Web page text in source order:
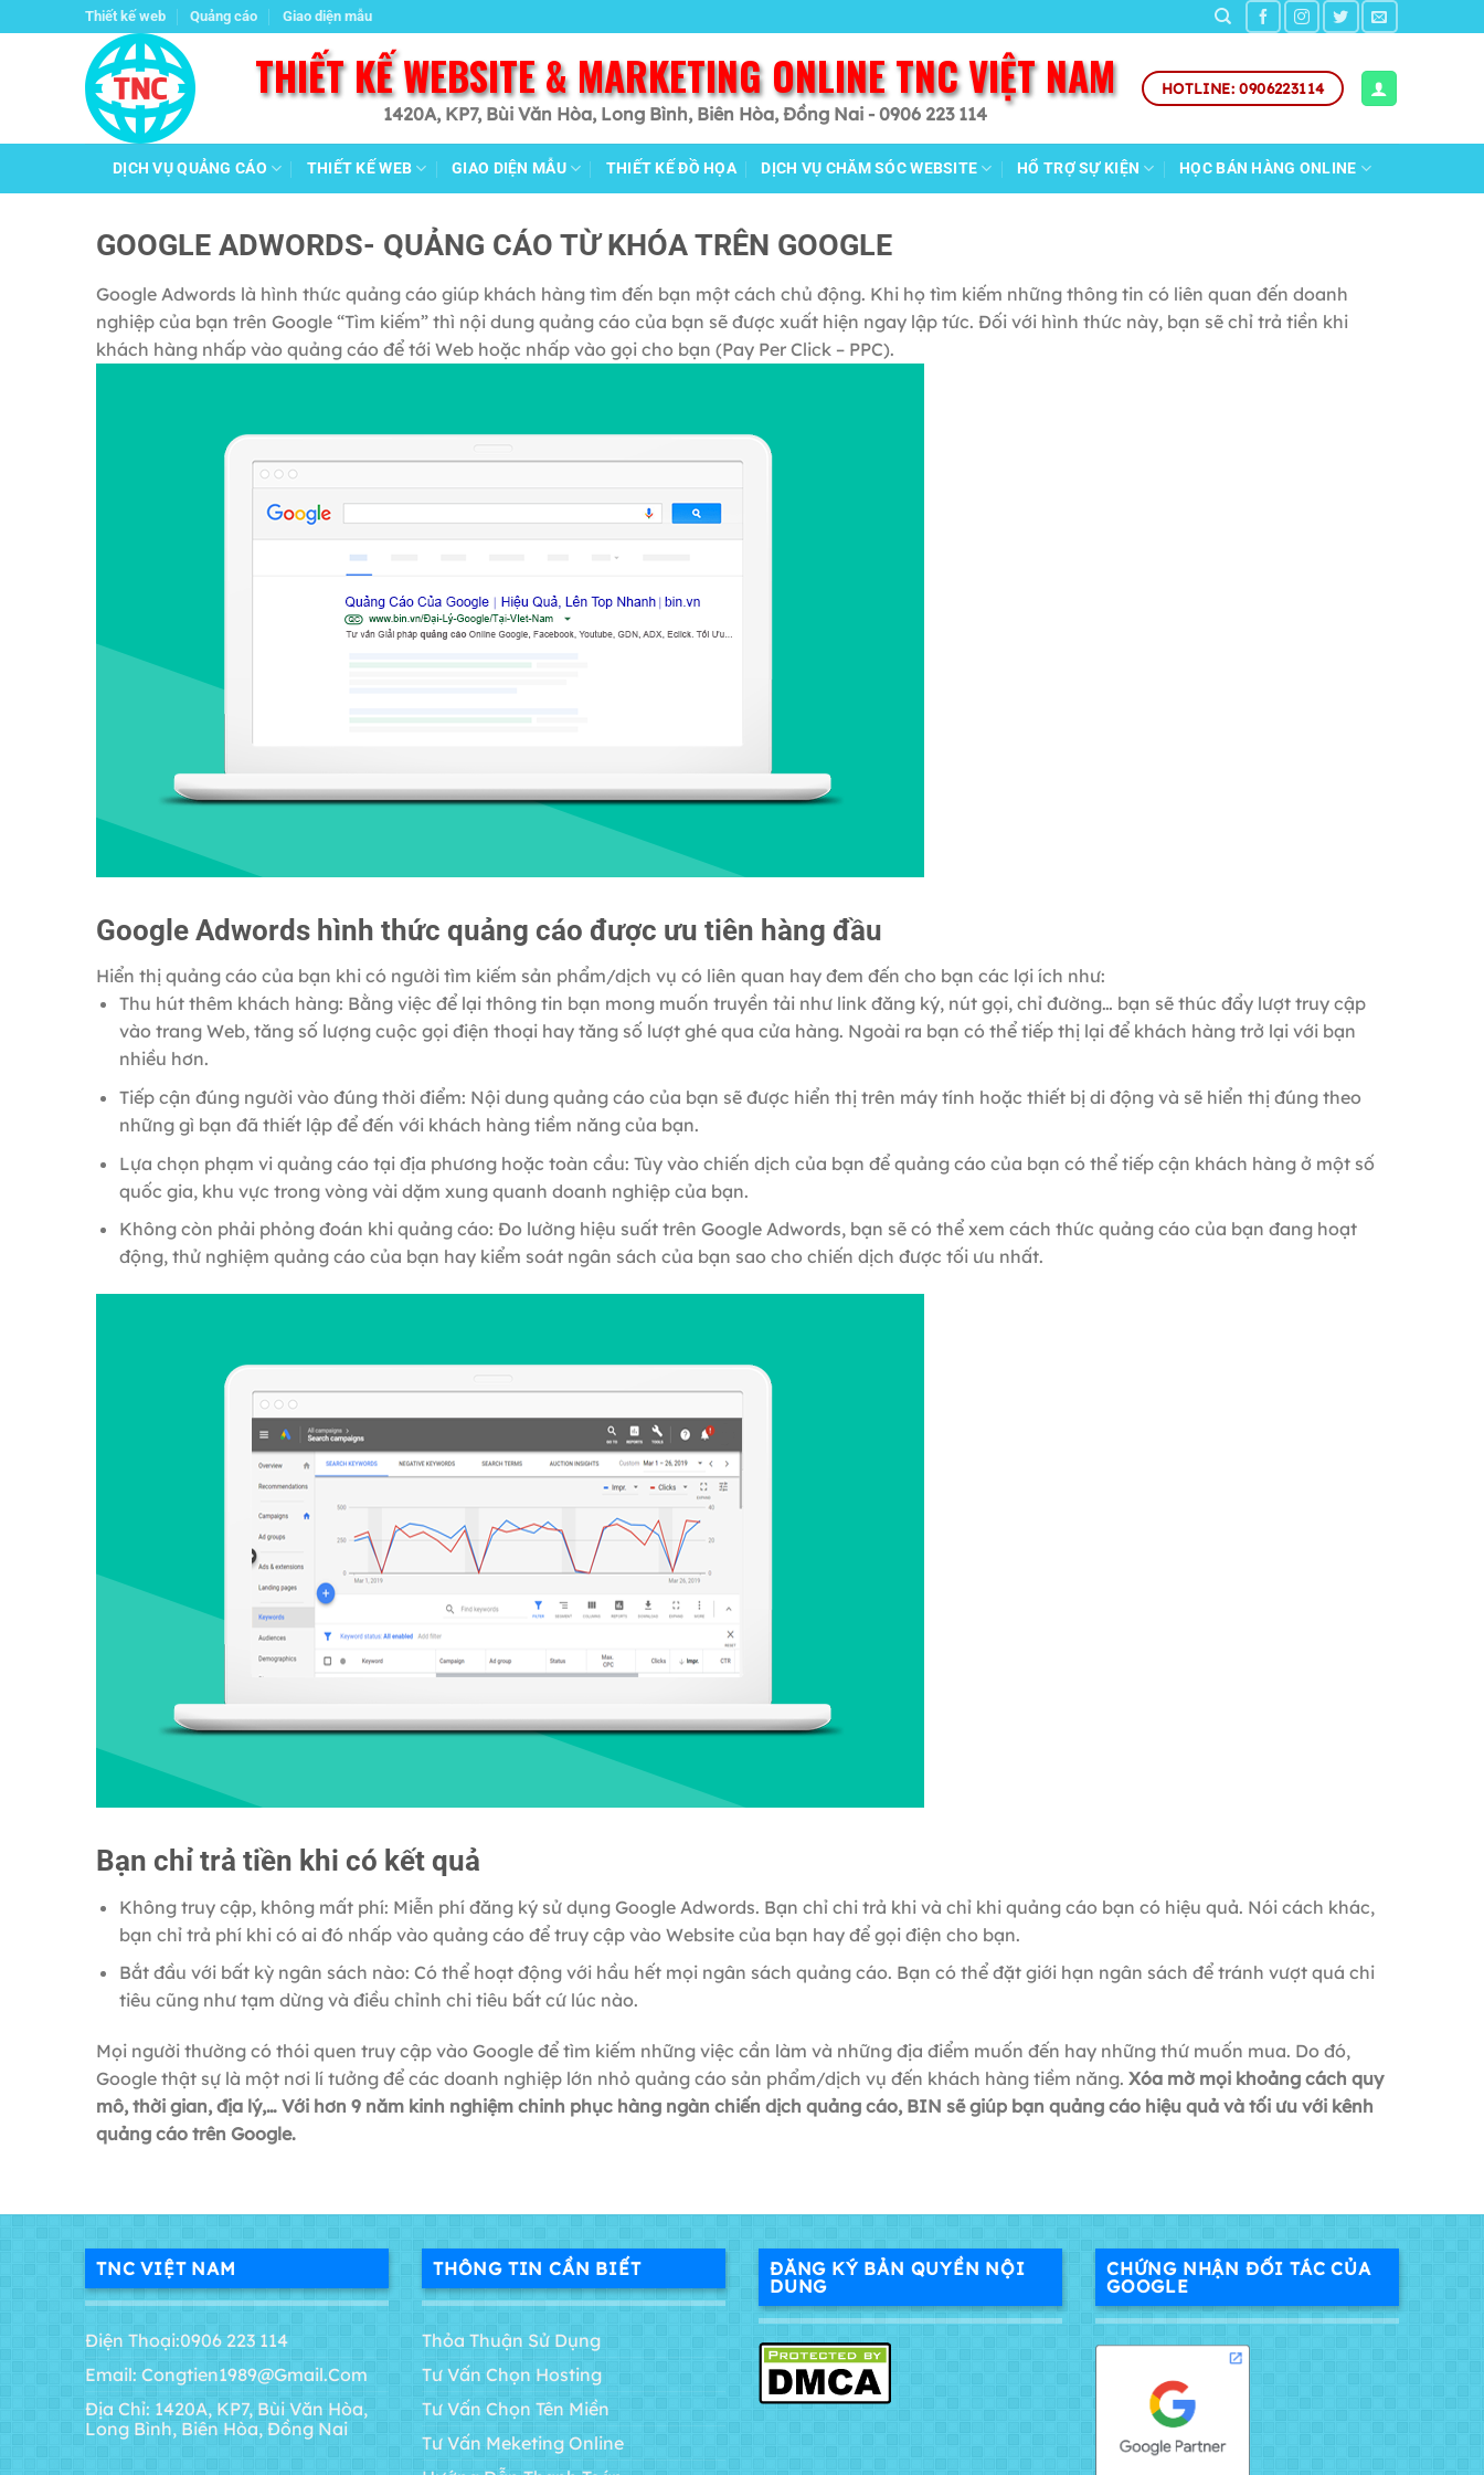
đến
Thiết kế web Quảng cáo Giao diện mẫu
THIẾT KẾ WEBSITE & MARKETING ONLINE TNC VIỆT NAM
1420A, KP7, Bùi Văn Hòa, Long Bình, Biên Hòa, Đồng Nai - 0906 223 114
HOTLINE: 0906223114
DỊCH VỤ QUẢNG CÁO THIẾT KẾ WEB GIAO DIỆN MẪU THIẾT KẾ ĐỒ HỌA DỊCH VỤ CHĂM SÓC WEBSITE HỔ TRỢ SỰ KIỆN HỌC BÁN HÀNG ONLINE
GOOGLE ADWORDS- QUẢNG CÁO TỪ KHÓA TRÊN GOOGLE
Google Adwords là hình thức quảng cáo giúp khách hàng tìm đến bạn một cách chủ động. Khi họ tìm kiếm những thông tin có liên quan đến doanh
nghiệp của bạn trên Google “Tìm kiếm” thì nội dung quảng cáo của bạn sẽ được xuất hiện ngay lập tức. Đối với hình thức này, bạn sẽ chỉ trả tiền khi
khách hàng nhấp vào quảng cáo để tới Web hoặc nhấp vào gọi cho bạn (Pay Per Click – PPC).
Google Adwords hình thức quảng cáo được ưu tiên hàng đầu
Hiển thị quảng cáo của bạn khi có người tìm kiếm sản phẩm/dịch vụ có liên quan hay đem đến cho bạn các lợi ích như:
Thu hút thêm khách hàng: Bằng việc để lại thông tin bạn mong muốn truyền tải như link đăng ký, nút gọi, chỉ đường… bạn sẽ thúc đẩy lượt truy cập
vào trang Web, tăng số lượng cuộc gọi điện thoại hay tăng số lượt ghé qua cửa hàng. Ngoài ra bạn có thể tiếp thị lại để khách hàng trở lại với bạn
nhiều hơn.
Tiếp cận đúng người vào đúng thời điểm: Nội dung quảng cáo của bạn sẽ được hiển thị trên máy tính hoặc thiết bị di động và sẽ hiển thị đúng theo
những gì bạn đã thiết lập để đến với khách hàng tiềm năng của bạn.
Lựa chọn phạm vi quảng cáo tại địa phương hoặc toàn cầu: Tùy vào chiến dịch của bạn để quảng cáo của bạn có thể tiếp cận khách hàng ở một số
quốc gia, khu vực trong vòng vài dặm xung quanh doanh nghiệp của bạn.
Không còn phải phỏng đoán khi quảng cáo: Đo lường hiệu suất trên Google Adwords, bạn sẽ có thể xem cách thức quảng cáo của bạn đang hoạt
động, thử nghiệm quảng cáo của bạn hay kiểm soát ngân sách của bạn sao cho chiến dịch được tối ưu nhất.
Bạn chỉ trả tiền khi có kết quả
Không truy cập, không mất phí: Miễn phí đăng ký sử dụng Google Adwords. Bạn chỉ chi trả khi và chỉ khi quảng cáo bạn có hiệu quả. Nói cách khác,
bạn chỉ trả phí khi có ai đó nhấp vào quảng cáo để truy cập vào Website của bạn hay để gọi điện cho bạn.
Bắt đầu với bất kỳ ngân sách nào: Có thể hoạt động với hầu hết mọi ngân sách quảng cáo. Bạn có thể đặt giới hạn ngân sách để tránh vượt quá chi
tiêu cũng như tạm dừng và điều chỉnh chi tiêu bất cứ lúc nào.
Mọi người thường có thói quen truy cập vào Google để tìm kiếm những việc cần làm và những địa điểm muốn đến hay những thứ muốn mua. Do đó,
Google thật sự là một nơi lí tưởng để các doanh nghiệp lớn nhỏ quảng cáo sản phẩm/dịch vụ đến khách hàng tiềm năng. Xóa mờ mọi khoảng cách quy
mô, thời gian, địa lý,… Với hơn 9 năm kinh nghiệm chinh phục hàng ngàn chiến dịch quảng cáo, BIN sẽ giúp bạn quảng cáo hiệu quả và tối ưu với kênh
quảng cáo trên Google.
TNC VIỆT NAM
Điện Thoại:0906 223 114
Email: Congtien1989@gmail.com
Địa Chỉ: 1420A, KP7, Bùi Văn Hòa,
Long Bình, Biên Hòa, Đồng Nai
THÔNG TIN CẦN BIẾT
Thỏa Thuận Sử Dụng
Tư Vấn Chọn Hosting
Tư Vấn Chọn Tên Miền
Tư Vấn Meketing Online
ĐĂNG KÝ BẢN QUYỀN NỘI
DUNG
CHỨNG NHẬN ĐỐI TÁC CỦA
GOOGLE